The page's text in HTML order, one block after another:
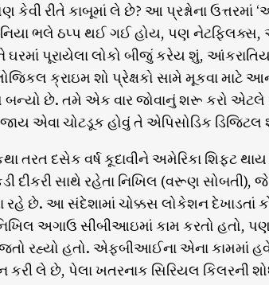
કેવી રીતે કાબૂમાં લે છે? આ પ્રશ્નોના ઉત્તરમાં
દુનિયા ભલે ઠપ્પ થઈ ગઈ હોય, પણ
ઘરમાં પૂરાયેલા લોકો બીજું કરેય શું,
ક્રાઇમ શો પ્રેક્ષકો સામે મૂકવા
છે. તમે એક વાર જોવાનું શરૂ કરો
એવા ચોટડૂક હોવું તે એપિસોડિક ડિજિટલ
તરત દસેક વર્ષ કૂદાવીને અમેરિકા શિફ્ટ
દીકરી સાથે રહેતા નિખિલ (વરૂણ
છે. આ સંદેશામાં ચોક્કસ લોકેશન દેખાડતાં
અગાઉ સીબીઆઇમાં કામ કરતો હતો,
રહ્યો હતો. એફબીઆઈના એના કામમાં
લે છે, પેલા ખતરનાક સિરિયલ કિલરની